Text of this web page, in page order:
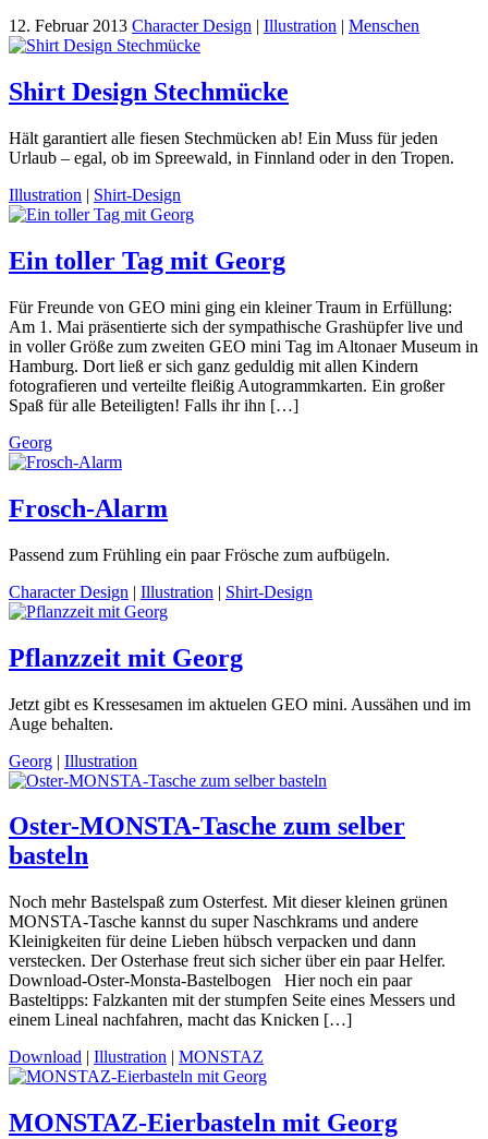
12. Februar 2013 Character Design | Illustration | Menschen
Shirt Design Stechmücke
Hält garantiert alle fiesen Stechmücken ab! Ein Muss für jeden
Urlaub – egal, ob im Spreewald, in Finnland oder in den Tropen.
Illustration | Shirt-Design
Ein toller Tag mit Georg
Für Freunde von GEO mini ging ein kleiner Traum in Erfüllung:
Am 1. Mai präsentierte sich der sympathische Grashüpfer live und
in voller Größe zum zweiten GEO mini Tag im Altonaer Museum in
Hamburg. Dort ließ er sich ganz geduldig mit allen Kindern
fotografieren und verteilte fleißig Autogrammkarten. Ein großer
Spaß für alle Beteiligten! Falls ihr ihn […]
Georg
Frosch-Alarm
Passend zum Frühling ein paar Frösche zum aufbügeln.
Character Design | Illustration | Shirt-Design
Pflanzzeit mit Georg
Jetzt gibt es Kressesamen im aktuelen GEO mini. Aussähen und im
Auge behalten.
Georg | Illustration
Oster-MONSTA-Tasche zum selber
basteln
Noch mehr Bastelspaß zum Osterfest. Mit dieser kleinen grünen
MONSTA-Tasche kannst du super Naschkrams und andere
Kleinigkeiten für deine Lieben hübsch verpacken und dann
verstecken. Der Osterhase freut sich sicher über ein paar Helfer.
Download-Oster-Monsta-Bastelbogen Hier noch ein paar
Basteltipps: Falzkanten mit der stumpfen Seite eines Messers und
einem Lineal nachfahren, macht das Knicken […]
Download | Illustration | MONSTAZ
MONSTAZ-Eierbasteln mit Georg